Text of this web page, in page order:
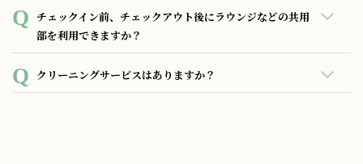
あいにく共用部にご用意が無い為、フロントスタッフにお申
し付けくださいませ。
チェックイン前、チェックアウト後にラウンジなどの共用
部を利用できますか？
ご利用いただけます。
クリーニングサービスはありますか？